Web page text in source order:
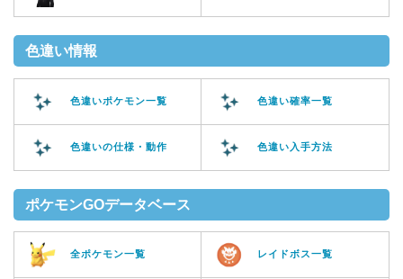
色違い情報
色違いポケモン一覧 色違い確率一覧
色違いの仕様・動作 色違い入手方法
ポケモンGOデータベース
全ポケモン一覧 レイドボス一覧